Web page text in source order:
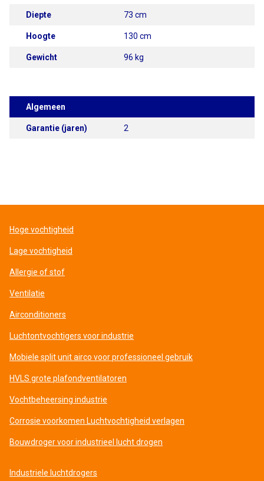
Diepte 73 cm
Hoogte 130 cm
Gewicht 96 kg
Algemeen
Garantie (jaren) 2
Hoge vochtigheid
Lage vochtigheid
Allergie of stof
Ventilatie
Airconditioners
Luchtontvochtigers voor industrie
Mobiele split unit airco voor professioneel gebruik
HVLS grote plafondventilatoren
Vochtbeheersing industrie
Corrosie voorkomen Luchtvochtigheid verlagen
Bouwdroger voor industrieel lucht drogen
Industriele luchtdrogers